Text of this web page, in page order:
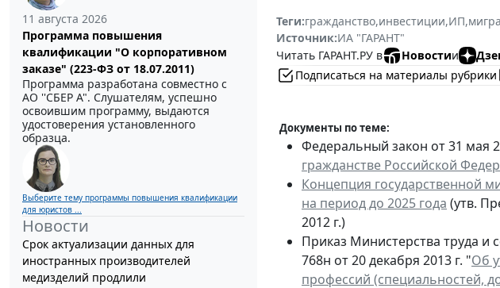
11 августа 2026
Программа повышения
квалификации "О корпоративном
заказе" (223-ФЗ от 18.07.2011)
Программа разработана совместно с
АО ''СБЕР А". Слушателям, успешно
освоившим программу, выдаются
удостоверения установленного
образца.
Выберите тему программы повышения квалификации
для юристов ...
Новости
Срок актуализации данных для
иностранных производителей
медизделий продлили
Теги:гражданство,инвестиции,ИП,
Источник:ИА "ГАРАНТ"
Читать ГАРАНТ.РУ в
Новостии
Подписаться на материалы рубрики
Документы по теме:
Федеральный закон от 31 мая
гражданстве Российской
Концепция государственной
на период до 2025 года (утв.
2012 г.)
Приказ Министерства труда
768н от 20 декабря 2013 г. "Об
профессий (специальностей,